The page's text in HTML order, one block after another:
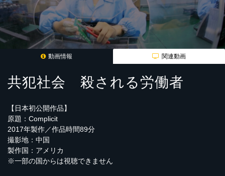
動画情報 関連動画
共犯社会 殺される労働者
【日本初公開作品】
原題：Complicit
2017年製作／作品時間89分
撮影地：中国
製作国：アメリカ
※一部の国からは視聴できません